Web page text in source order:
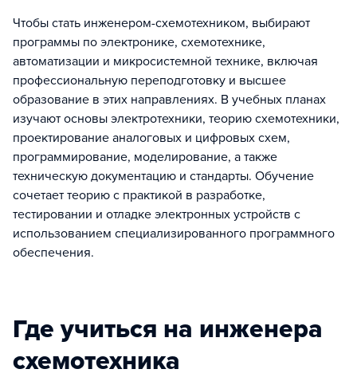
Чтобы стать инженером-схемотехником, выбирают
программы по электронике, схемотехнике,
автоматизации и микросистемной технике, включая
профессиональную переподготовку и высшее
образование в этих направлениях. В учебных планах
изучают основы электротехники, теорию схемотехники,
проектирование аналоговых и цифровых схем,
программирование, моделирование, а также
техническую документацию и стандарты. Обучение
сочетает теорию с практикой в разработке,
тестировании и отладке электронных устройств с
использованием специализированного программного
обеспечения.
Где учиться на инженера
схемотехника